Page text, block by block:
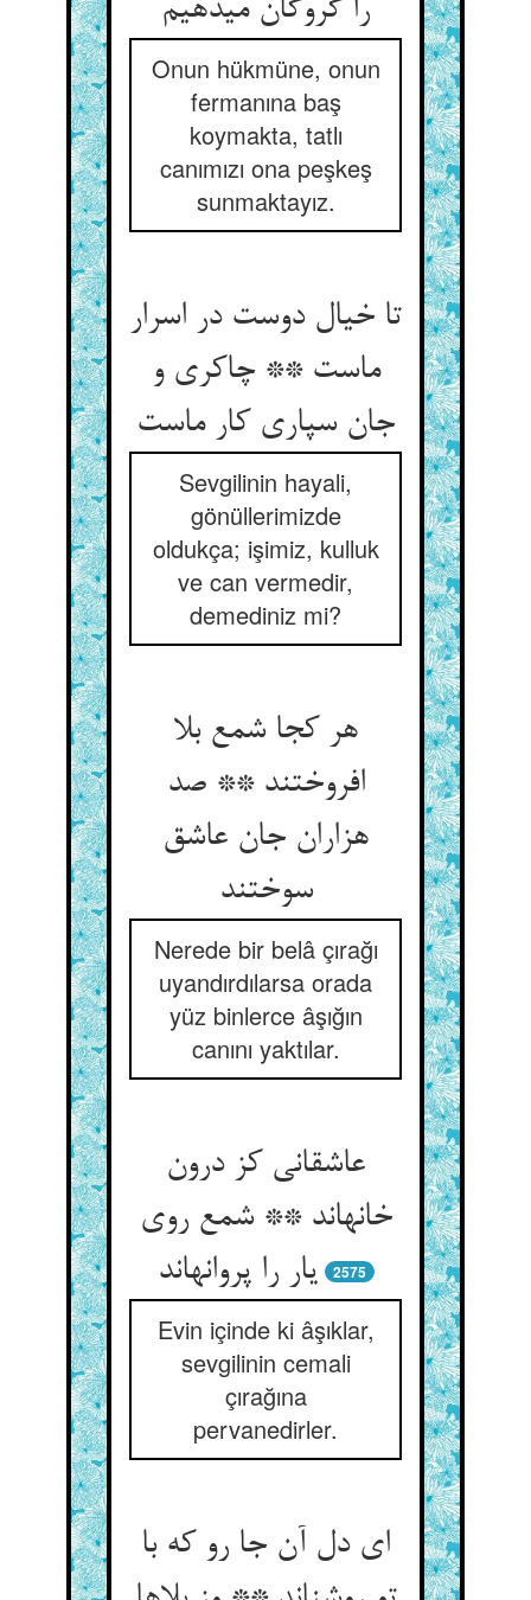
را گروگان می‏دهیم‏
Onun hükmüne, onun
fermanına baş
koymakta, tatlı
canımızı ona peşkeş
sunmaktayız.
تا خیال دوست در اسرار
ماست ** چاکری و
جان سپاری کار ماست‏
Sevgilinin hayali,
gönüllerimizde
oldukça; işimiz, kulluk
ve can vermedir,
demediniz mi?
هر کجا شمع بلا
افروختند ** صد
هزاران جان عاشق
سوختند
Nerede bir belâ çırağı
uyandırdılarsa orada
yüz binlerce âşığın
canını yaktılar.
عاشقانی کز درون
خانه‏اند ** شمع روی
یار را پروانه‏اند
2575
Evin içinde ki âşıklar,
sevgilinin cemali
çırağına
pervanedirler.
ای دل آن جا رو که با